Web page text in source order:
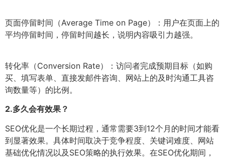
页面停留时间（Average Time on Page）：用户在页面上的
平均停留时间，停留时间越长，说明内容吸引力越强。
转化率（Conversion Rate）：访问者完成预期目标（如购
买、填写表单、直接发邮件咨询、网站上的及时沟通工具咨
询数量等）的比例。
2.多久会有效果？
SEO优化是一个长期过程，通常需要3到12个月的时间才能看
到显著效果。具体时间取决于竞争程度、关键词难度、网站
基础优化情况以及SEO策略的执行效果。在SEO优化期间，